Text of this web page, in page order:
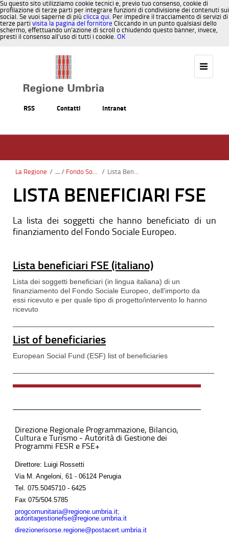
Su questo sito utilizziamo cookie tecnici e, previo tuo consenso, cookie di
profilazione di terze parti per integrare funzioni di condivisione dei contenuti sui
social. Se vuoi saperne di più clicca qui. Per impedire il tracciamento di servizi di
terze parti visita la pagina del fornitore Cliccando in un punto qualsiasi dello
schermo, effettuando un’azione di scroll o chiudendo questo banner, invece,
presti il consenso all’uso di tutti i cookie. OK
RSS Contatti Intranet
La Regione / Fondo Sociale Europeo (FSE) / Lista Beneficiari Fse
LISTA BENEFICIARI FSE
La lista dei soggetti che hanno beneficiato di un
finanziamento del Fondo Sociale Europeo.
Lista beneficiari FSE (italiano)
Lista dei soggetti beneficiari (in lingua italiana) di un
finanziamento del Fondo Sociale Europeo, dell'importo da
essi ricevuto e per quale tipo di progetto/intervento lo hanno
ricevuto
List of beneficiaries
European Social Fund (ESF) list of beneficiaries
Direzione Regionale Programmazione, Bilancio,
Cultura e Turismo - Autorità di Gestione dei
Programmi FESR e FSE+
Direttore: Luigi Rossetti
Via M. Angeloni, 61 - 06124 Perugia
Tel.
075.5045710 - 6425
Fax 075/504.5785
progcomunitaria@regione.umbria.it;
autoritagestionefse@regione.umbria.it
direzionerisorse.regione@postacert.umbria.it